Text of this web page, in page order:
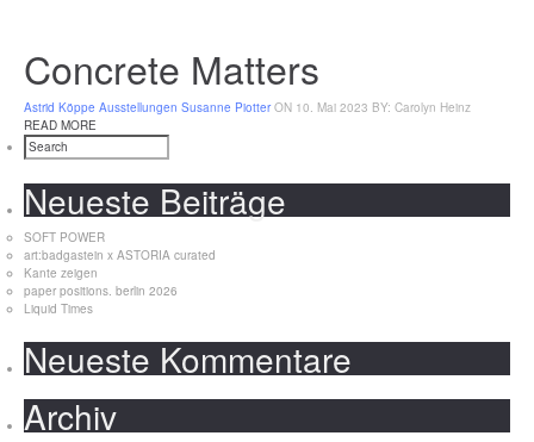
Concrete Matters
Astrid Köppe Ausstellungen Susanne Piotter ON 10. Mai 2023 BY: Carolyn Heinz
READ MORE
Neueste Beiträge
SOFT POWER
art:badgastein x ASTORIA curated
Kante zeigen
paper positions. berlin 2026
Liquid Times
Neueste Kommentare
Archiv